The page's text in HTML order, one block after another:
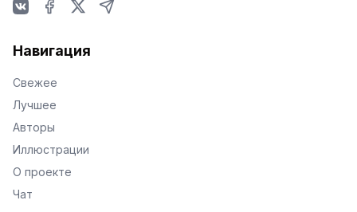
Навигация
Свежее
Лучшее
Авторы
Иллюстрации
О проекте
Чат